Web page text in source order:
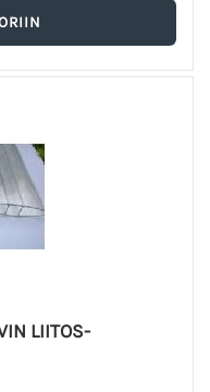
LIITOS-